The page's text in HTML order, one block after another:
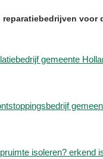
reparatiebedrijven voor
gemeente
isoleren? erkend